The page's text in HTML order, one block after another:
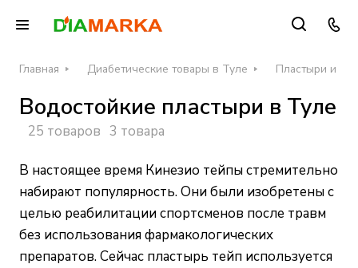
Главная Диабетические товары в Туле Пластыри и
Водостойкие пластыри в Туле
25 товаров 3 товара
В настоящее время Кинезио тейпы стремительно
набирают популярность. Они были изобретены с
целью реабилитации спортсменов после травм
без использования фармакологических
препаратов. Сейчас пластырь тейп используется